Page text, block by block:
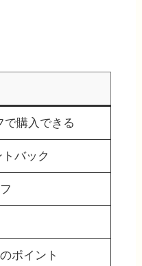
で購入できる
バック
ポイント